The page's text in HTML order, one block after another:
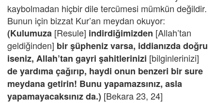
kaybolmadan hiçbir dile tercümesi mümkün değildir.
Bunun için bizzat Kur’an meydan okuyor:
(Kulumuza [Resule] indirdiğimizden [Allah’tan
geldiğinden] bir şüpheniz varsa, iddianızda doğru
iseniz, Allah’tan gayri şahitlerinizi [bilginlerinizi]
de yardıma çağırıp, haydi onun benzeri bir sure
meydana getirin! Bunu yapamazsınız, asla
yapamayacaksınız da.) [Bekara 23, 24]